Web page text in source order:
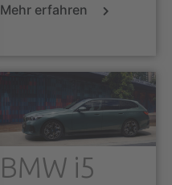
Mehr erfahren
BMW i5